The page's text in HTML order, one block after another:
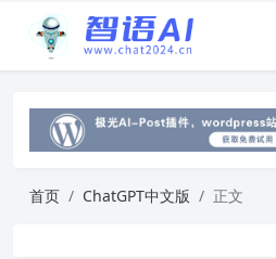
首页 ChatGPT中文版 正文